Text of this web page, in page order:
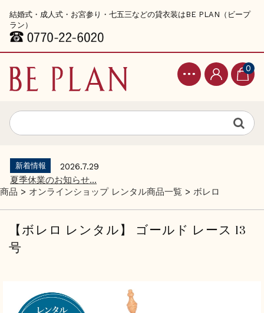
結婚式・成人式・お宮参り・七五三などの貸衣装はBE PLAN（ビープ
ラン）
0
新着情報
2026.7.29
夏季休業のお知らせ...
商品 > オンラインショップ レンタル商品一覧 > ボレロ
【ボレロ レンタル】 ゴールド レース 13
号